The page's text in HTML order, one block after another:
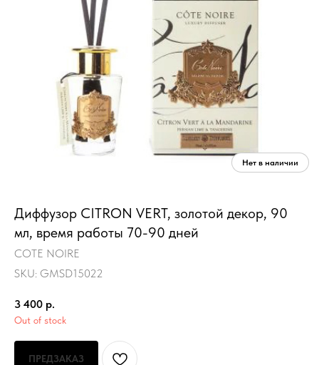
Диффузор CITRON VERT, золотой декор, 90
мл, время работы 70-90 дней
COTE NOIRE
SKU: GMSD15022
3 400 р.
Out of stock
ПРЕДЗАКАЗ